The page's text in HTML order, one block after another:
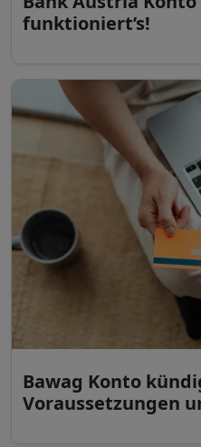
funktioniert’s!
Bawag Konto
Voraussetzungen